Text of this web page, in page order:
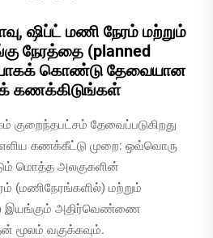
ஷிப்ட் மணி நேரம் மற்றும்
நேரத்தை (planned
கொண்டு தேவையான
கணக்கிடுங்கள்
குறைந்தபட்சம் தேவைப்படுகிறது
கணக்கீட்டு முறை: ஒவ்வொரு
மொத்த அலகுகளின்
மற்றும்
இயங்கும் அதிர்வெண்ணை
மூலம் வகுக்கவும்.